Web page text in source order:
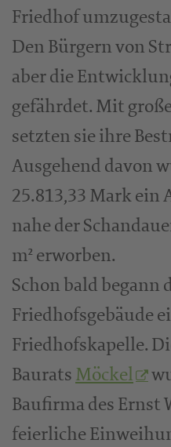
Friedhof
Den Bürgern von
aber die
gefährdet. Mit
setzten sie ihre
Ausgehend davon
25.813,33 Mark ein
nahe der
m² erworben.
Schon bald begann
Friedhofsgebäude
Friedhofskapelle.
BauratsMöckel
Baufirma des Ernst
feierliche